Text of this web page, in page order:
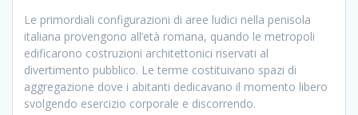
Le primordiali configurazioni di aree ludici nella penisola
italiana provengono all’età romana, quando le metropoli
edificarono costruzioni architettonici riservati al
divertimento pubblico. Le terme costituivano spazi di
aggregazione dove i abitanti dedicavano il momento libero
svolgendo esercizio corporale e discorrendo.